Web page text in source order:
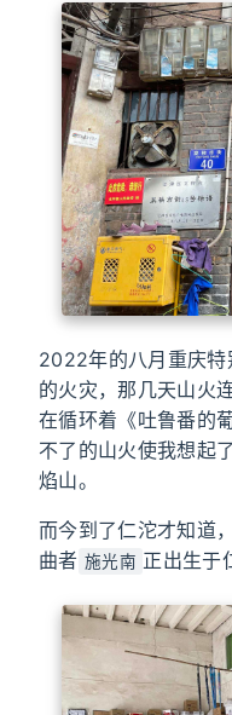
2022年的八月重庆特
的火灾，那几天山火
在循环着《吐鲁番的
不了的山火使我想起
焰山。
而今到了仁沱才知道
曲者 施光南 正出生于